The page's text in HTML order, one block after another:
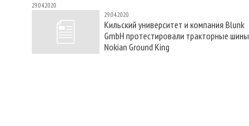
29.04.2020
29.04.2020
Кильский университет и компания Blunk
GmbH протестировали тракторные шины
Nokian Ground King